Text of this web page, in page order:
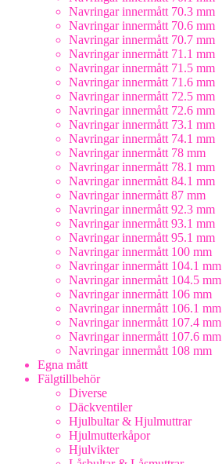
Navringar innermått 70.3 mm
Navringar innermått 70.6 mm
Navringar innermått 70.7 mm
Navringar innermått 71.1 mm
Navringar innermått 71.5 mm
Navringar innermått 71.6 mm
Navringar innermått 72.5 mm
Navringar innermått 72.6 mm
Navringar innermått 73.1 mm
Navringar innermått 74.1 mm
Navringar innermått 78 mm
Navringar innermått 78.1 mm
Navringar innermått 84.1 mm
Navringar innermått 87 mm
Navringar innermått 92.3 mm
Navringar innermått 93.1 mm
Navringar innermått 95.1 mm
Navringar innermått 100 mm
Navringar innermått 104.1 mm
Navringar innermått 104.5 mm
Navringar innermått 106 mm
Navringar innermått 106.1 mm
Navringar innermått 107.4 mm
Navringar innermått 107.6 mm
Navringar innermått 108 mm
Egna mått
Fälgtillbehör
Diverse
Däckventiler
Hjulbultar & Hjulmuttrar
Hjulmutterkåpor
Hjulvikter